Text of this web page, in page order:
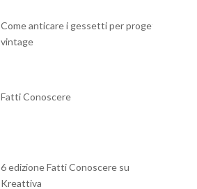
Come anticare i gessetti per progetti
vintage
Fatti Conoscere
6 edizione Fatti Conoscere su
Kreattiva